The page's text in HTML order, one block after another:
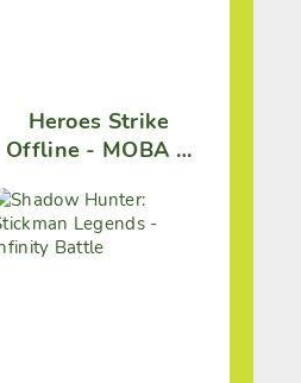
Heroes Strike
Offline - MOBA &